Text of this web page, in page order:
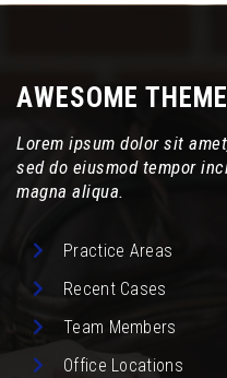
AWESOME
Lorem ipsum dolor sit
sed do eiusmod tempor
magna aliqua.
Practice Areas
Recent Cases
Team Members
Office Locations